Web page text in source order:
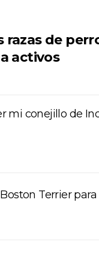
razas de
activos
mi conejillo de
Terrier para